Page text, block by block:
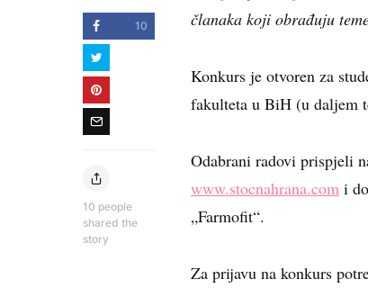
10 people
shared the
story
10
članaka koji obrađuju
Konkurs je otvoren za
fakulteta u BiH (u daljem
Odabrani radovi prispjeli
www.stocnahrana.com i
„Farmofit“.
Za prijavu na konkurs